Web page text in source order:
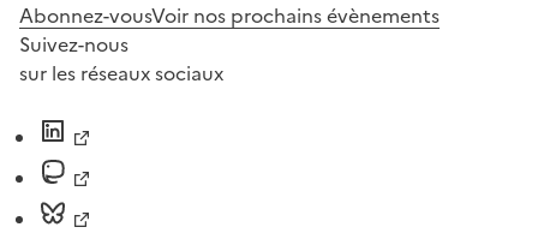
Abonnez-vousVoir nos prochains évènements
Suivez-nous
sur les réseaux sociaux